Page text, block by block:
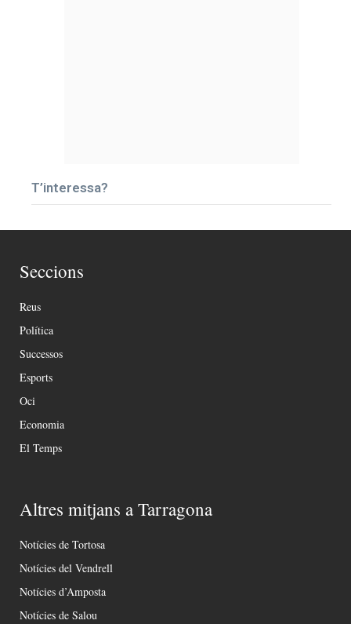
T’interessa?
Seccions
Reus
Política
Successos
Esports
Oci
Economia
El Temps
Altres mitjans a Tarragona
Notícies de Tortosa
Notícies del Vendrell
Notícies d’Amposta
Notícies de Salou